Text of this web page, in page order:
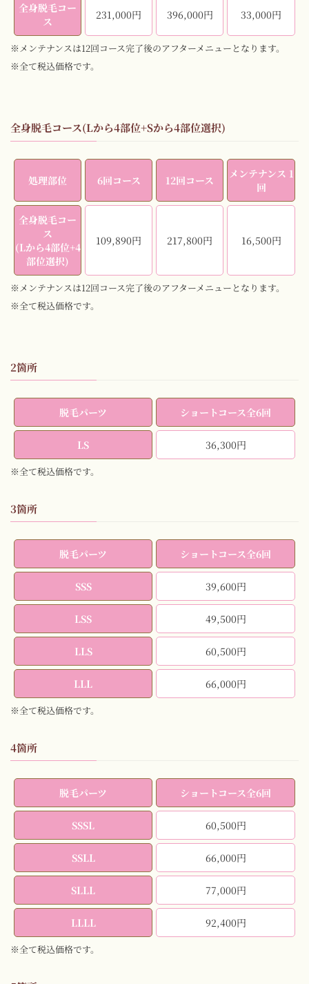
全身脱毛コー
ス
231,000円 396,000円 33,000円
※メンテナンスは12回コース完了後のアフターメニューとなります。
※全て税込価格です。
全身脱毛コース(Lから4部位+Sから4部位選択)
処理部位 6回コース 12回コース
メンテナンス 1
回
全身脱毛コー
ス
(Lから4部位+4
部位選択)
109,890円 217,800円 16,500円
※メンテナンスは12回コース完了後のアフターメニューとなります。
※全て税込価格です。
2箇所
脱毛パーツ ショートコース全6回
LS 36,300円
※全て税込価格です。
3箇所
脱毛パーツ ショートコース全6回
SSS 39,600円
LSS 49,500円
LLS 60,500円
LLL 66,000円
※全て税込価格です。
4箇所
脱毛パーツ ショートコース全6回
SSSL 60,500円
SSLL 66,000円
SLLL 77,000円
LLLL 92,400円
※全て税込価格です。